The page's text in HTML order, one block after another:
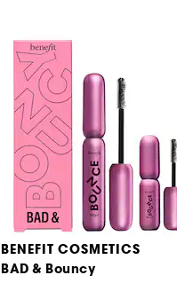
BENEFIT COSMETICS
BAD & Bouncy